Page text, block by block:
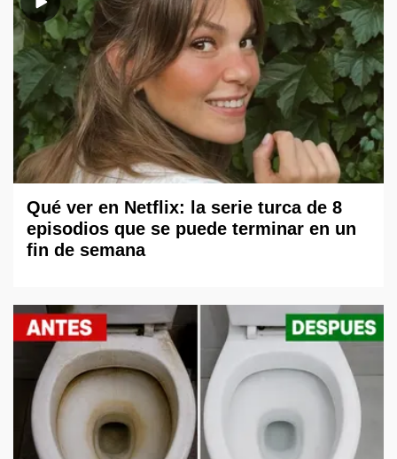
Qué ver en Netflix: la serie turca de 8
episodios que se puede terminar en un
fin de semana